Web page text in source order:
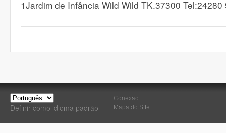
1Jardim de Infância Wild Wild TK.37300 Tel:24280
Definir como idioma padrão
Conexão
Mapa do Site